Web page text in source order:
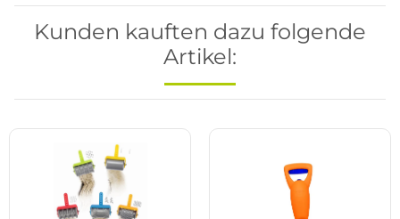
Kunden kauften dazu folgende
Artikel: